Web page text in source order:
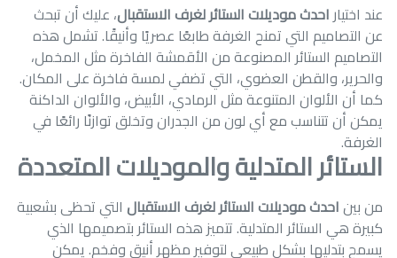
عند اختياراحدث موديلات الستائر لغرف الاستقبال، عليك أن تبحث
عن التصاميم التي تمنح الغرفة طابعًا عصريًا وأنيقًا. تشمل هذه
التصاميم الستائر المصنوعة من الأقمشة الفاخرة مثل المخمل،
والحرير، والقطن العضوي، التي تضفي لمسة فاخرة على المكان.
كما أن الألوان المتنوعة مثل الرمادي، الأبيض، والألوان الداكنة
يمكن أن تتناسب مع أي لون من الجدران وتخلق توازنًا رائعًا في
الغرفة.
الستائر المتدلية والموديلات المتعددة
من بيناحدث موديلات الستائر لغرف الاستقبال التي تحظى بشعبية
كبيرة هي الستائر المتدلية. تتميز هذه الستائر بتصميمها الذي
يسمح بتدليها بشكل طبيعي لتوفير مظهر أنيق وفخم. يمكن